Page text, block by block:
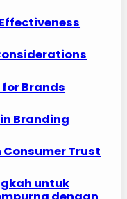
Brands
Branding
Consumer Trust
untuk